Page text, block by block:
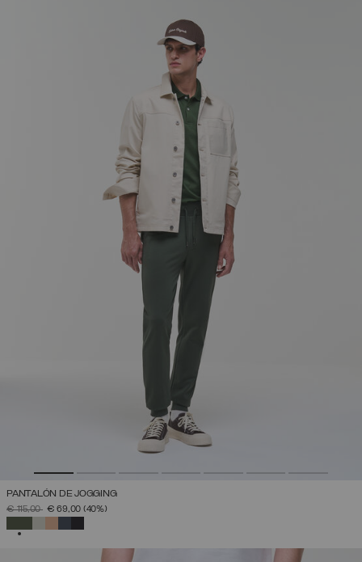
PANTALÓN DE JOGGING
PRECIO REBAJADO DE
€ 115,00A€ 69,00 (40%)